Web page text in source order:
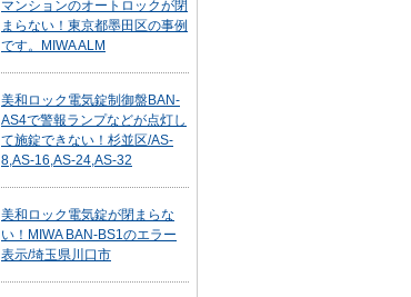
マンションのオートロックが閉
まらない！東京都墨田区の事例
です。MIWA ALM
美和ロック電気錠制御盤BAN-
AS4で警報ランプなどが点灯し
て施錠できない！杉並区/AS-
8,AS-16,AS-24,AS-32
美和ロック電気錠が閉まらな
い！MIWA BAN-BS1のエラー
表示/埼玉県川口市